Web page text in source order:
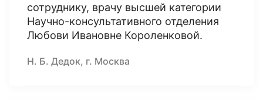
сотруднику, врачу высшей категории
Научно-консультативного отделения
Любови Ивановне Короленковой.
Н. Б. Дедок, г. Москва